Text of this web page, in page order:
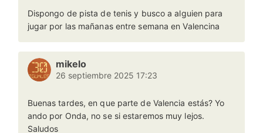
Dispongo de pista de tenis y busco a alguien para
jugar por las mañanas entre semana en Valencina
mikelo
26 septiembre 2025 17:23
Buenas tardes, en que parte de Valencia estás? Yo
ando por Onda, no se si estaremos muy lejos.
Saludos